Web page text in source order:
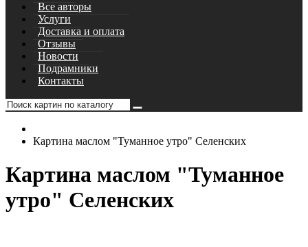
Все авторы
Услуги
Доставка и оплата
Отзывы
Новости
Подрамники
Контакты
Картина маслом "Туманное утро" Селенских
Картина маслом "Туманное
утро" Селенских